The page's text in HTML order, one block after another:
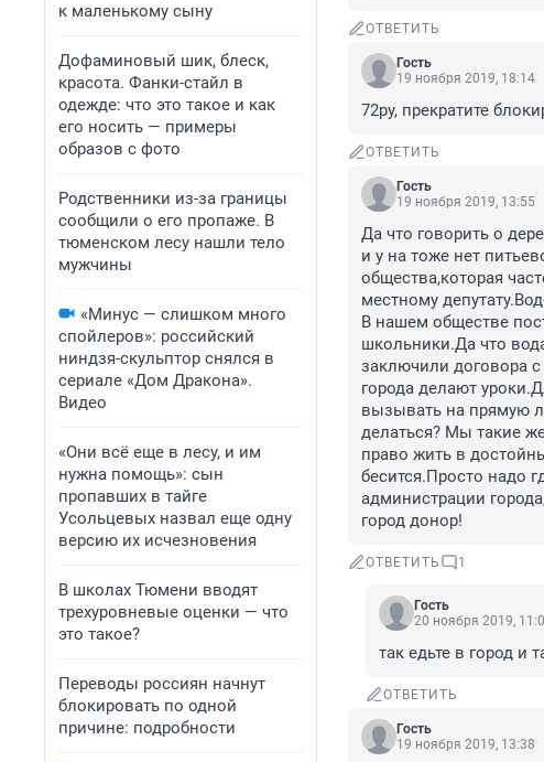
к маленькому сыну
Дофаминовый шик, блеск,
красота. Фанки-стайл в
одежде: что это такое и как
его носить — примеры
образов с фото
Родственники из-за границы
сообщили о его пропаже. В
тюменском лесу нашли тело
мужчины
«Минус — слишком много
спойлеров»: российский
ниндзя-скульптор снялся в
сериале «Дом Дракона».
Видео
«Они всё еще в лесу, и им
нужна помощь»: сын
пропавших в тайге
Усольцевых назвал еще одну
версию их исчезновения
В школах Тюмени вводят
трехуровневые оценки — что
это такое?
Переводы россиян начнут
блокировать по одной
причине: подробности
ОТВЕТИТЬ
Гость
19 ноября 2019, 18:14
72ру, прекратите
ОТВЕТИТЬ
Гость
19 ноября 2019, 13:55
Да что говорить о
и у на тоже нет
общества,которая
местному
В нашем обществе
школьники.Да что
заключили договора с
города делают
вызывать на прямую
делаться? Мы такие
право жить в
бесится.Просто надо
администрации
город донор!
ОТВЕТИТЬ 1
Гость
20 ноября 2019,
так едьте в город и
ОТВЕТИТЬ
Гость
19 ноября 2019, 13:38